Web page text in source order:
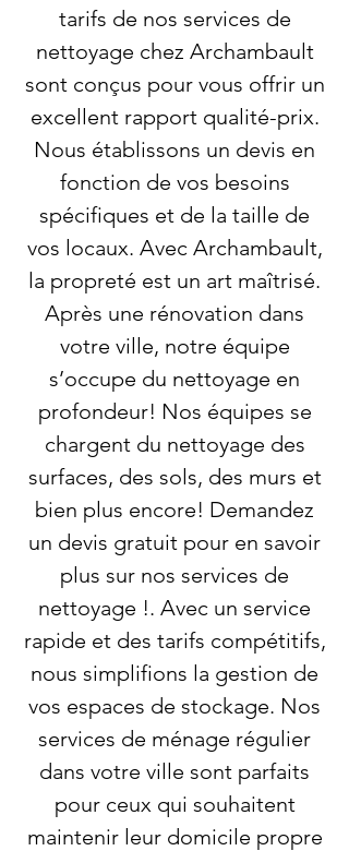
tarifs de nos services de
nettoyage chez Archambault
sont conçus pour vous offrir un
excellent rapport qualité-prix.
Nous établissons un devis en
fonction de vos besoins
spécifiques et de la taille de
vos locaux. Avec Archambault,
la propreté est un art maîtrisé.
Après une rénovation dans
votre ville, notre équipe
s’occupe du nettoyage en
profondeur! Nos équipes se
chargent du nettoyage des
surfaces, des sols, des murs et
bien plus encore! Demandez
un devis gratuit pour en savoir
plus sur nos services de
nettoyage !. Avec un service
rapide et des tarifs compétitifs,
nous simplifions la gestion de
vos espaces de stockage. Nos
services de ménage régulier
dans votre ville sont parfaits
pour ceux qui souhaitent
maintenir leur domicile propre